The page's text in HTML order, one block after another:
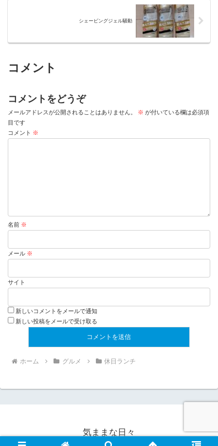
シェービングジェル騒動
コメント
コメントをどうぞ
メールアドレスが公開されることはありません。 ※ が付いている欄は必須項
目です
コメント ※
名前 ※
メール ※
サイト
新しいコメントをメールで通知
新しい投稿をメールで受け取る
ホーム グルメ 休日ランチ
気ままな日々